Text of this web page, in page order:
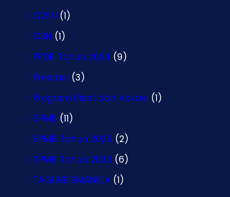
O2SN (1)
OSN (1)
PPDB Tahun 2024 (9)
Prestasi (3)
Program Riset dan Vokasi (1)
SPMB (11)
SPMB Tahun 2025 (2)
SPMB Tahun 2026 (6)
TAGLINE SMANELA (1)